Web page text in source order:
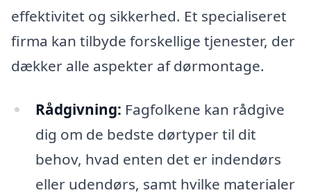
effektivitet og sikkerhed. Et specialiseret
firma kan tilbyde forskellige tjenester, der
dækker alle aspekter af dørmontage.
Rådgivning: Fagfolkene kan rådgive
dig om de bedste dørtyper til dit
behov, hvad enten det er indendørs
eller udendørs, samt hvilke materialer